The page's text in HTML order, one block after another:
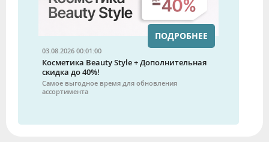
03.08.2026 00:01:00
Косметика Beauty Style + Дополнительная
скидка до 40%!
Самое выгодное время для обновления
ассортимента
ПОДРОБНЕЕ